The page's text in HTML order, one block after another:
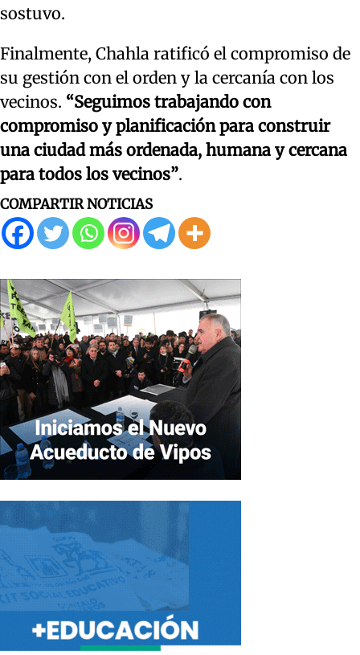
sostuvo.
Finalmente, Chahla ratificó el compromiso de
su gestión con el orden y la cercanía con los
vecinos. “Seguimos trabajando con
compromiso y planificación para construir
una ciudad más ordenada, humana y cercana
para todos los vecinos”.
COMPARTIR NOTICIAS